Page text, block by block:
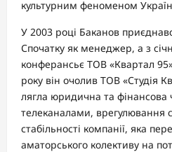
культурним феноменом
У 2003 році Баканов
Спочатку як менеджер, а з
конферансьє ТОВ «Квартал
року він очолив ТОВ «Студія
лягла юридична та фінансова
телеканалами, врегулювання
стабільності компанії, яка
аматорського колективу на